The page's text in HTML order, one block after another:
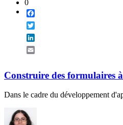
0
Construire des formulaires
Dans le cadre du développement